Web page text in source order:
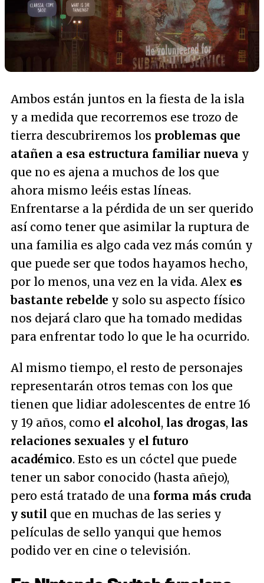
Ambos están juntos en la fiesta de la isla
y a medida que recorremos ese trozo de
tierra descubriremos los problemas que
atañen a esa estructura familiar nueva y
que no es ajena a muchos de los que
ahora mismo leéis estas líneas.
Enfrentarse a la pérdida de un ser querido
así como tener que asimilar la ruptura de
una familia es algo cada vez más común y
que puede ser que todos hayamos hecho,
por lo menos, una vez en la vida. Alex es
bastante rebelde y solo su aspecto físico
nos dejará claro que ha tomado medidas
para enfrentar todo lo que le ha ocurrido.
Al mismo tiempo, el resto de personajes
representarán otros temas con los que
tienen que lidiar adolescentes de entre 16
y 19 años, como el alcohol, las drogas, las
relaciones sexuales y el futuro
académico. Esto es un cóctel que puede
tener un sabor conocido (hasta añejo),
pero está tratado de una forma más cruda
y sutil que en muchas de las series y
películas de sello yanqui que hemos
podido ver en cine o televisión.